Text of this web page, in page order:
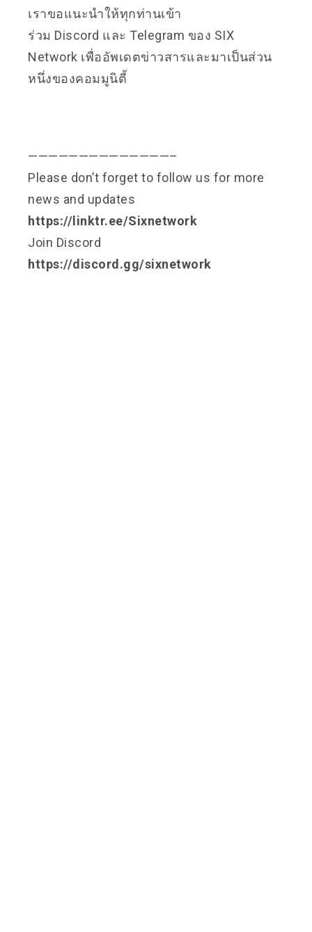
เราขอแนะนำให้ทุกท่านเข้า
ร่วม Discord และ Telegram ของ SIX
Network เพื่ออัพเดตข่าวสารและมาเป็นส่วน
หนึ่งของคอมมูนิตี้
——————————————–
Please don’t forget to follow us for more
news and updates
https://linktr.ee/Sixnetwork
Join Discord
https://discord.gg/sixnetwork